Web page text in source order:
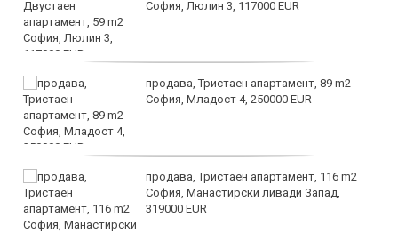
София, Люлин 3, 117000 EUR
продава, Тристаен апартамент, 89 m2
София, Младост 4, 250000 EUR
продава, Тристаен апартамент, 116 m2
София, Манастирски ливади Запад,
319000 EUR